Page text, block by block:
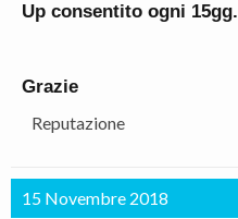
Up consentito ogni 15gg.
Grazie
Reputazione
15 Novembre 2018